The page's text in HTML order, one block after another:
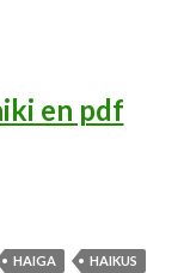
en pdf
HAIGA HAIKUS